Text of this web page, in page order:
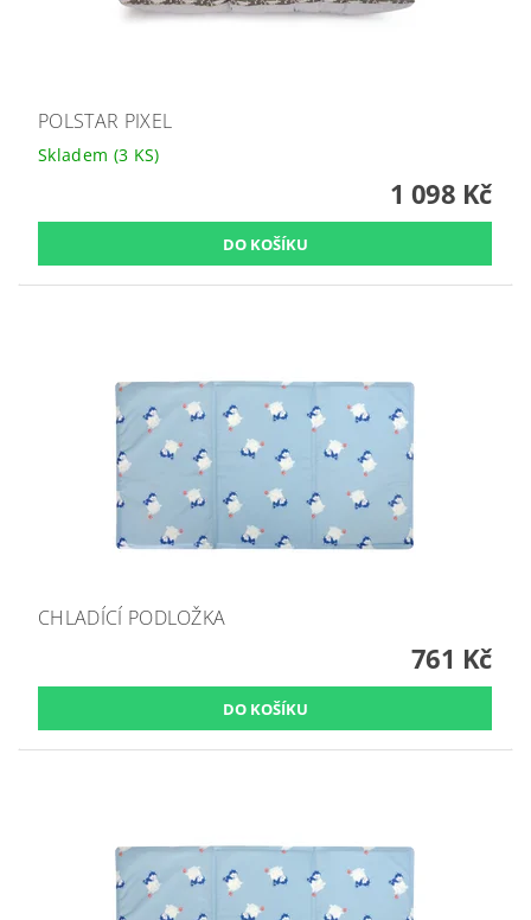
POLSTAR PIXEL
Skladem (3 KS)
1 098 Kč
CHLADÍCÍ PODLOŽKA
761 Kč